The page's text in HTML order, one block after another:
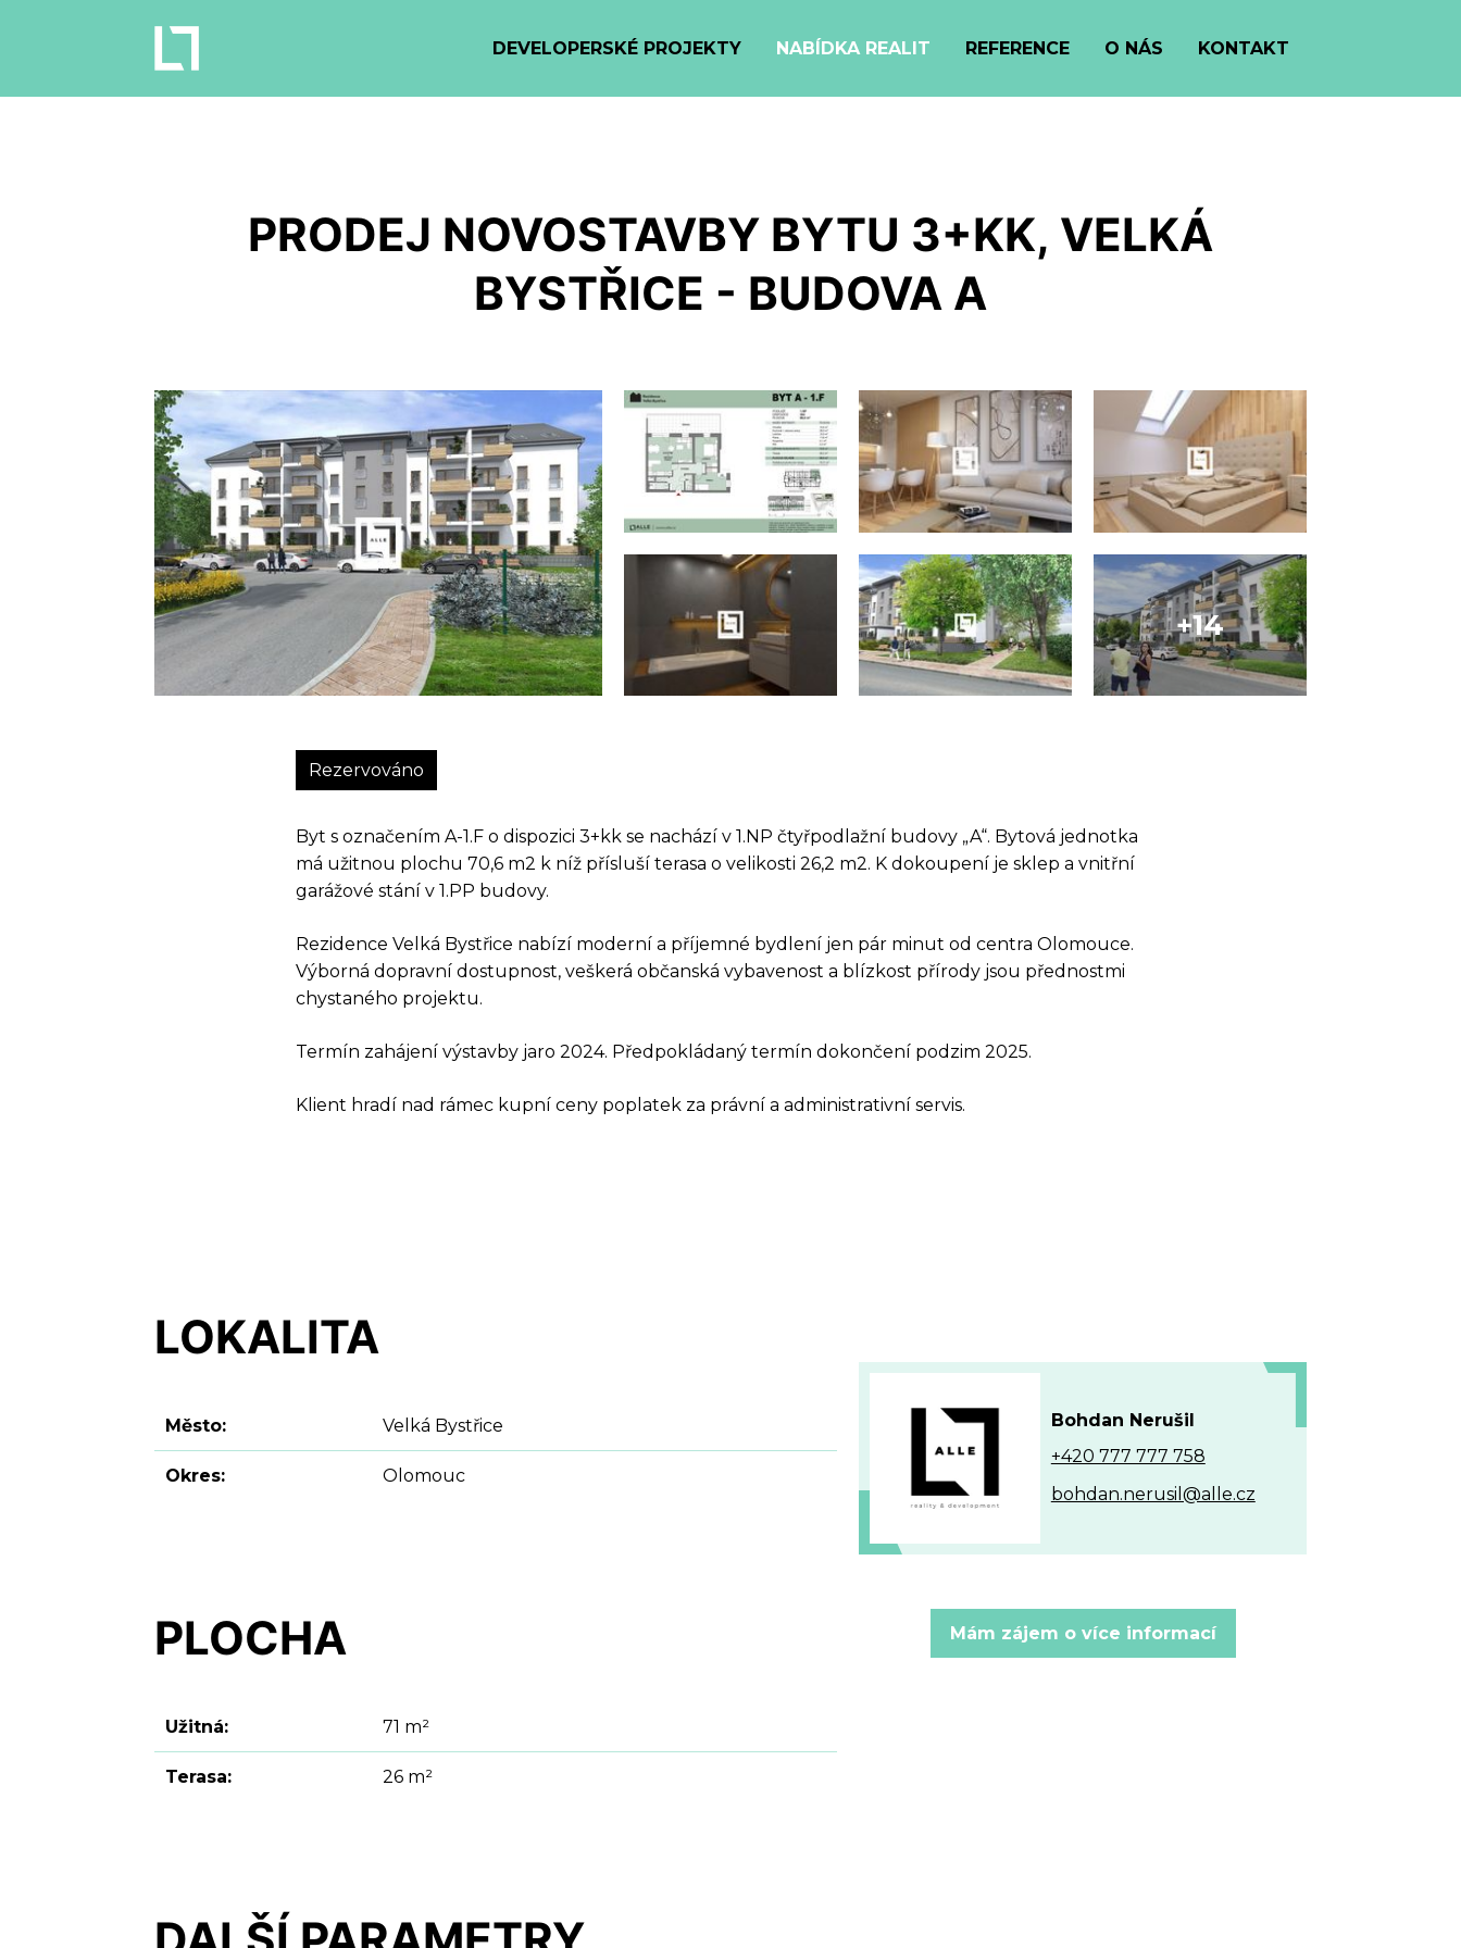
DEVELOPERSKÉ PROJEKTY NABÍDKA REALIT REFERENCE O NÁS KONTAKT
PRODEJ NOVOSTAVBY BYTU 3+KK, VELKÁ
BYSTŘICE - BUDOVA A
Rezervováno
Byt s označením A-1.F o dispozici 3+kk se nachází v 1.NP čtyřpodlažní budovy „A“. Bytová jednotka
má užitnou plochu 70,6 m2 k níž přísluší terasa o velikosti 26,2 m2. K dokoupení je sklep a vnitřní
garážové stání v 1.PP budovy.
Rezidence Velká Bystřice nabízí moderní a příjemné bydlení jen pár minut od centra Olomouce.
Výborná dopravní dostupnost, veškerá občanská vybavenost a blízkost přírody jsou přednostmi
chystaného projektu.
Termín zahájení výstavby jaro 2024. Předpokládaný termín dokončení podzim 2025.
Klient hradí nad rámec kupní ceny poplatek za právní a administrativní servis.
LOKALITA
Město: Velká Bystřice
Okres: Olomouc
PLOCHA
Užitná: 71 m²
Terasa: 26 m²
Bohdan Nerušil
+420 777 777 758
bohdan.nerusil@alle.cz
Mám zájem o více informací
DOTAZ K TÉTO NEMOVITOSTI